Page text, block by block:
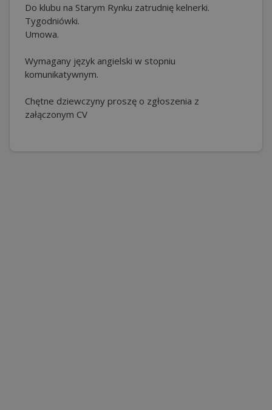
Do klubu na Starym Rynku zatrudnię kelnerki.
Tygodniówki.
Umowa.
Wymagany język angielski w stopniu
komunikatywnym.
Chętne dziewczyny proszę o zgłoszenia z
załączonym CV